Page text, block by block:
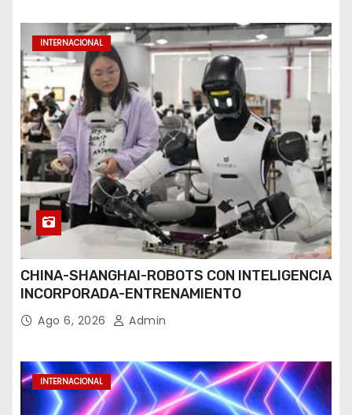
INTERNACIONAL
CHINA-SHANGHAI-ROBOTS CON INTELIGENCIA
INCORPORADA-ENTRENAMIENTO
Ago 6, 2026 Admin
INTERNACIONAL